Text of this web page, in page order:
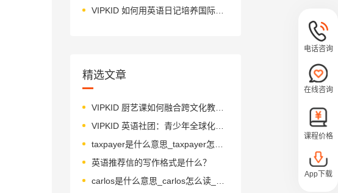
VIPKID 如何用英语日记培养国际化人才？
精选文章
VIPKID 厨艺课如何融合跨文化教育？
VIPKID 英语社团：青少年全球化能力培养新路径
英语推荐信的写作格式是什么？
电话咨询
在线咨询
课程价格
App下载